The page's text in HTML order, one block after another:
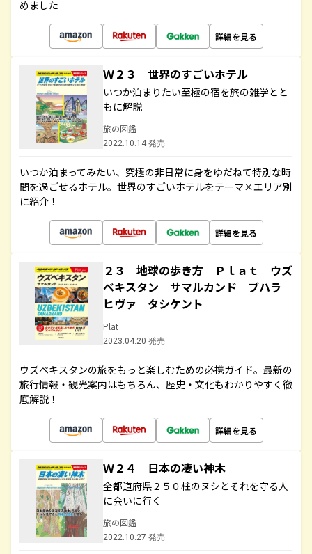
めました
詳細を見る
Ｗ２３ 世界のすごいホテル
いつか泊まりたい至極の宿を旅の雑学とと
もに解説
旅の図鑑
2022.10.14 発売
いつか泊まってみたい、究極の非日常に身をゆだねて特別な時
間を過ごせるホテル。世界のすごいホテルをテーマ×エリア別
に紹介！
詳細を見る
２３ 地球の歩き方 Ｐｌａｔ ウズ
ベキスタン サマルカンド ブハラ
ヒヴァ タシケント
Plat
2023.04.20 発売
ウズベキスタンの旅をもっと楽しむための必携ガイド。最新の
旅行情報・観光案内はもちろん、歴史・文化もわかりやすく徹
底解説！
詳細を見る
Ｗ２４ 日本の凄い神木
全都道府県２５０柱のヌシとそれを守る人
に会いに行く
旅の図鑑
2022.10.27 発売